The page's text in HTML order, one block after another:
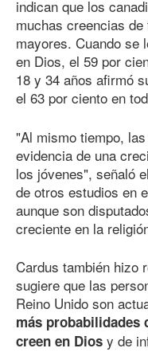
indican que los
muchas creencias
mayores. Cuando se
en Dios, el 59 por
18 y 34 años afirmó
el 63 por ciento en
"Al mismo tiempo,
evidencia de una
los jóvenes", señaló
de otros estudios en
aunque son
creciente en la
Cardus también hizo
sugiere que las
Reino Unido son
más probabilidades
creen en Dios y de